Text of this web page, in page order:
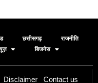
छत्तीसगढ़
राजनीति
बिजनेस
Disclaimer Contact us